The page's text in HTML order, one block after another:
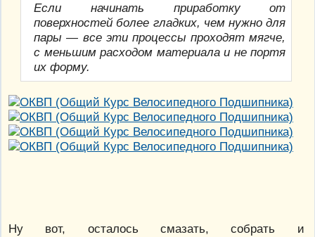
Если начинать приработку от
поверхностей более гладких, чем нужно для
пары — все эти процессы проходят мягче,
с меньшим расходом материала и не портя
их форму.
Ну вот, осталось смазать, собрать и